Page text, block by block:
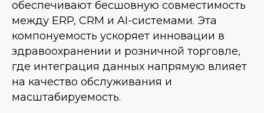
обеспечивают бесшовную совместимость
между ERP, CRM и AI-системами. Эта
компонуемость ускоряет инновации в
здравоохранении и розничной торговле,
где интеграция данных напрямую влияет
на качество обслуживания и
масштабируемость.